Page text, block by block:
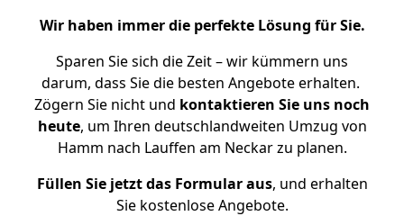
Wir haben immer die perfekte Lösung für Sie.
Sparen Sie sich die Zeit – wir kümmern uns
darum, dass Sie die besten Angebote erhalten.
Zögern Sie nicht und kontaktieren Sie uns noch
heute, um Ihren deutschlandweiten Umzug von
Hamm nach Lauffen am Neckar zu planen.
Füllen Sie jetzt das Formular aus, und erhalten
Sie kostenlose Angebote.